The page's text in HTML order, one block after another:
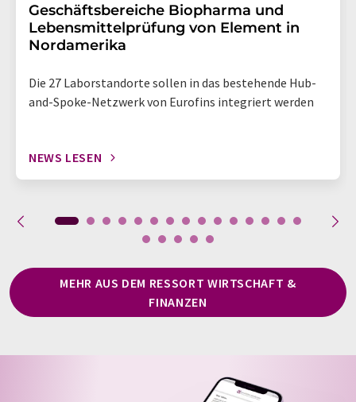
Geschäftsbereiche Biopharma und
Lebensmittelprüfung von Element in
Nordamerika
Die 27 Laborstandorte sollen in das bestehende Hub-
and-Spoke-Netzwerk von Eurofins integriert werden
NEWS LESEN
MEHR AUS DEM RESSORT WIRTSCHAFT &
FINANZEN